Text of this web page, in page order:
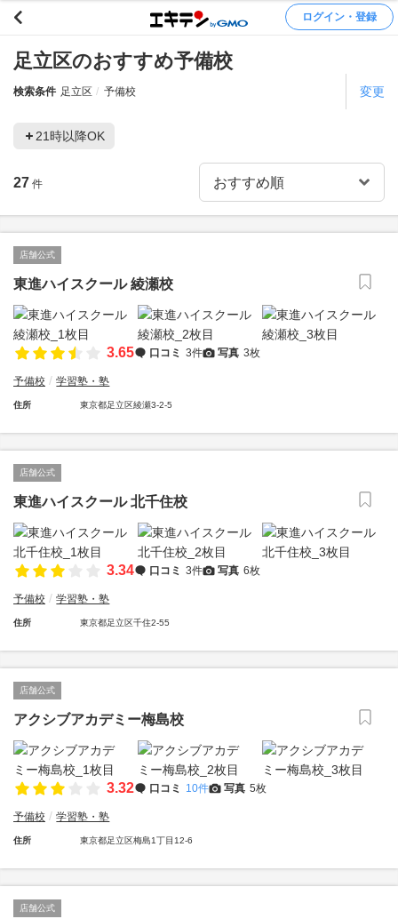
ログイン・登録
足立区のおすすめ予備校
検索条件 足立区 予備校 変更
21時以降OK
27 件
店舗公式
東進ハイスクール 綾瀬校
3.65 口コミ 3件 写真 3枚
予備校 学習塾・塾
住所 東京都足立区綾瀬3-2-5
店舗公式
東進ハイスクール 北千住校
3.34 口コミ 3件 写真 6枚
予備校 学習塾・塾
住所 東京都足立区千住2-55
店舗公式
アクシブアカデミー梅島校
3.32 口コミ 10件 写真 5枚
予備校 学習塾・塾
住所 東京都足立区梅島1丁目12-6
店舗公式